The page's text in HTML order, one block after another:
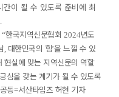
이 될 수 있도록 준비에 최
.
“한국지역신문협회 2024년도
, 대한민국의 힘’을 느낄 수 있
현실에 맞는 지역신문의 역할
심을 갖는 계기가 될 수 있도록
동=서산타임즈 허현 기자